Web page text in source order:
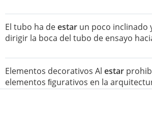
El tubo ha deestar un poco inclinado
dirigir la boca del tubo de ensayo
Elementos decorativos Al estar
elementos ﬁgurativos en la